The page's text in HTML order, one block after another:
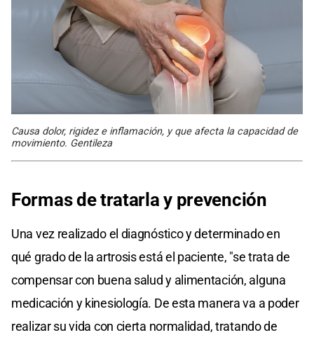
Causa dolor, rigidez e inflamación, y que afecta la capacidad de
movimiento. Gentileza
Formas de tratarla y prevención
Una vez realizado el diagnóstico y determinado en
qué grado de la artrosis está el paciente, "se trata de
compensar con buena salud y alimentación, alguna
medicación y kinesiología. De esta manera va a poder
realizar su vida con cierta normalidad, tratando de